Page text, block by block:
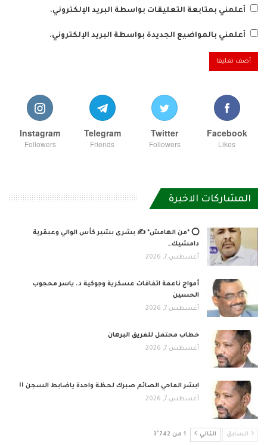
أعلمني بمتابعة التعليقات بواسطة البريد الإلكتروني.
أعلمني بالمواضيع الجديدة بواسطة البريد الإلكتروني.
Facebook
Likes
Twitter
Followers
Telegram
Friends
Instagram
Followers
المشاركات الاخيرة
⭕ *من الهامش* ✍️ بشرى بشير كأس الوالي وعبقرية
دامشيك…
أغسطس 7, 2026
أمواج ناعمة اتفاقات عسكرية وجوكية د. ياسر محجوب
الحسين
أغسطس 7, 2026
خطاب محتمل للفريق البرهان
أغسطس 7, 2026
ابشر الماحي الصائم صبرك لحظة واحدة ياضابط السجن !!
أغسطس 7, 2026
السابق التالي 1 من 3٬742